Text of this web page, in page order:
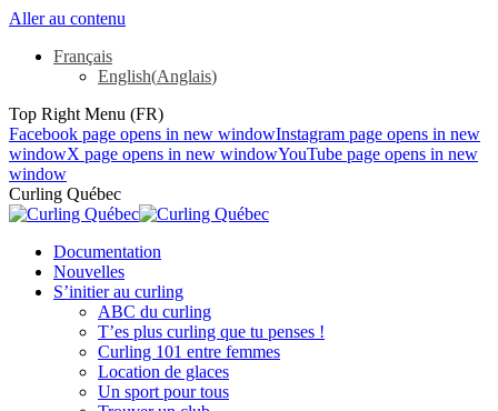
Aller au contenu
Français
English(Anglais)
Top Right Menu (FR)
Facebook page opens in new windowInstagram page opens in new
windowX page opens in new windowYouTube page opens in new
window
Curling Québec
Documentation
Nouvelles
S’initier au curling
ABC du curling
T’es plus curling que tu penses !
Curling 101 entre femmes
Location de glaces
Un sport pour tous